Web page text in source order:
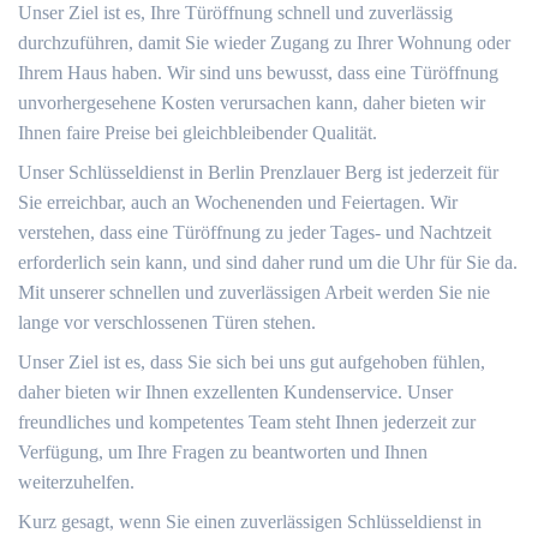
Unser Ziel ist es, Ihre Türöffnung schnell und zuverlässig
durchzuführen, damit Sie wieder Zugang zu Ihrer Wohnung oder
Ihrem Haus haben. Wir sind uns bewusst, dass eine Türöffnung
unvorhergesehene Kosten verursachen kann, daher bieten wir
Ihnen faire Preise bei gleichbleibender Qualität.
Unser Schlüsseldienst in Berlin Prenzlauer Berg ist jederzeit für
Sie erreichbar, auch an Wochenenden und Feiertagen. Wir
verstehen, dass eine Türöffnung zu jeder Tages- und Nachtzeit
erforderlich sein kann, und sind daher rund um die Uhr für Sie da.
Mit unserer schnellen und zuverlässigen Arbeit werden Sie nie
lange vor verschlossenen Türen stehen.
Unser Ziel ist es, dass Sie sich bei uns gut aufgehoben fühlen,
daher bieten wir Ihnen exzellenten Kundenservice. Unser
freundliches und kompetentes Team steht Ihnen jederzeit zur
Verfügung, um Ihre Fragen zu beantworten und Ihnen
weiterzuhelfen.
Kurz gesagt, wenn Sie einen zuverlässigen Schlüsseldienst in